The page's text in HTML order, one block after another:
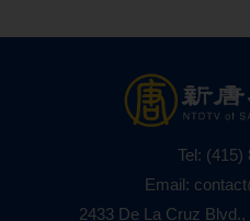
Tel: (415)
Email:
2433 De La Cruz